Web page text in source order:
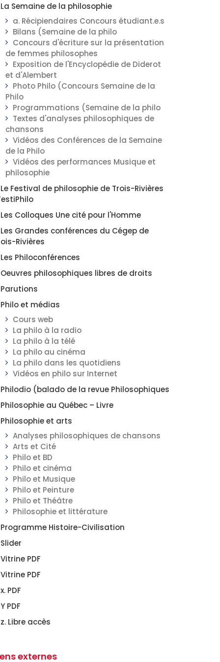
La Semaine de la philosophie
a. Récipiendaires Concours étudiant.e.s
Bilans (Semaine de la philo
Concours d'écriture sur la présentation
de femmes philosophes
Exposition de l'Encyclopédie de Diderot
et d'Alembert
Photo Philo (Concours Semaine de la
Philo
Programmations (Semaine de la philo
Textes d'analyses philosophiques de
chansons
Vidéos des Conférences de la Semaine
de la Philo
Vidéos des performances Musique et
philosophie
Le Festival de philosophie de Trois-Rivières
Les Colloques Une cité pour l'Homme
Les Grandes conférences du Cégep de
Rivières
Les Philoconférences
Oeuvres philosophiques libres de droits
Parutions
Philo et médias
Cours web
La philo à la radio
La philo à la télé
La philo au cinéma
La philo dans les quotidiens
Vidéos en philo sur Internet
Philodio (balado de la revue Philosophiques
Philosophie au Québec – Livre
Philosophie et arts
Analyses philosophiques de chansons
Arts et Cité
Philo et BD
Philo et cinéma
Philo et Musique
Philo et Peinture
Philo et Théâtre
Philosophie et littérature
Programme Histoire-Civilisation
Slider
Vitrine PDF
Vitrine PDF
x. PDF
Y PDF
z. Libre accès
externes